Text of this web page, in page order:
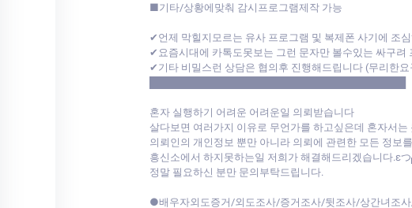
■기타/상황에맞춰 감시프로그램제작 가능
✔언제 막힐지모르는 유사 프로그램 및 복제폰 사기에 조
✔요즘시대에 카톡도못보는 그런 문자만 볼수있는 싸구
✔기타 비밀스런 상담은 협의후 진행해드립니다 (무리한
혼자 실행하기 어려운 어려운일 의뢰받습니다
살다보면 여러가지 이유로 무언가를 하고싶은데 혼자서는
의뢰인의 개인정보 뿐만 아니라 의뢰에 관련한 모든 정보
흥신소에서 하지못하는일 저희가 해결해드리겠습니다.ε
정말 필요하신 분만 문의부탁드립니다.
●배우자외도증거/외도조사/증거조사/뒷조사/상간녀조